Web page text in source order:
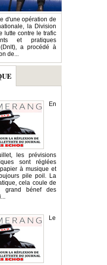
opération de
la Division
lutte contre le trafic
et pratiques
a procédé à
de...
En
les prévisions
sont réglées
à musique et
pile poil. La
cela coule de
grand bénef des
Le